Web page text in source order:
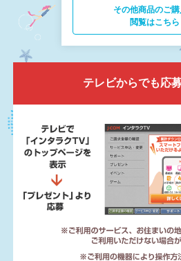
その他商品の​ご
閲覧はこちら
テレビからでも応